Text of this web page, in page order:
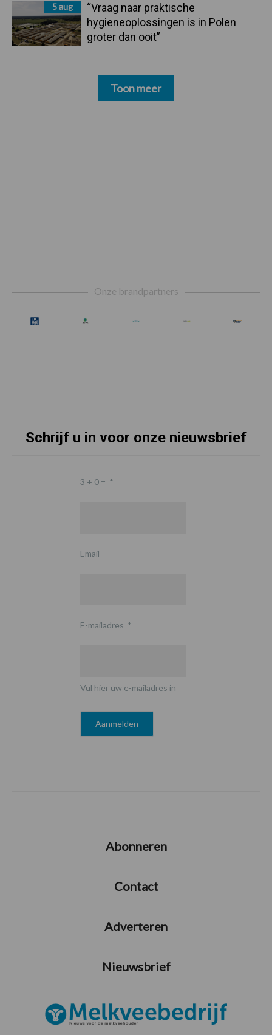
5 aug
“Vraag naar praktische
hygieneoplossingen is in Polen
groter dan ooit”
Toon meer
Onze brandpartners
Schrijf u in voor onze nieuwsbrief
3 + 0 = *
Email
E-mailadres *
Vul hier uw e-mailadres in
Abonneren
Contact
Adverteren
Nieuwsbrief